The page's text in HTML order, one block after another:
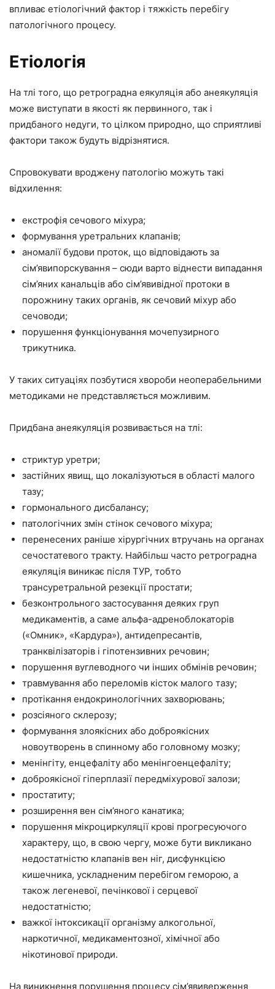
впливає етіологічний фактор і тяжкість перебігу
патологічного процесу.
Етіологія
На тлі того, що ретроградна еякуляція або анеякуляція
може виступати в якості як первинного, так і
придбаного недуги, то цілком природно, що сприятливі
фактори також будуть відрізнятися.
Спровокувати вроджену патологію можуть такі
відхилення:
екстрофія сечового міхура;
формування уретральних клапанів;
аномалії будови проток, що відповідають за
сім’явипорскування – сюди варто віднести випадання
сім’яних канальців або сім’явивідної протоки в
порожнину таких органів, як сечовий міхур або
сечоводи;
порушення функціонування мочепузирного
трикутника.
У таких ситуаціях позбутися хвороби неоперабельними
методиками не представляється можливим.
Придбана анеякуляція розвивається на тлі:
стриктур уретри;
застійних явищ, що локалізуються в області малого
тазу;
гормонального дисбалансу;
патологічних змін стінок сечового міхура;
перенесених раніше хірургічних втручань на органах
сечостатевого тракту. Найбільш часто ретроградна
еякуляція виникає після ТУР, тобто
трансуретральной резекції простати;
безконтрольного застосування деяких груп
медикаментів, а саме альфа-адреноблокаторів
(«Омник», «Кардура»), антидепресантів,
транквілізаторів і гіпотензивних речовин;
порушення вуглеводного чи інших обмінів речовин;
травмування або переломів кісток малого тазу;
протікання ендокринологічних захворювань;
розсіяного склерозу;
формування злоякісних або доброякісних
новоутворень в спинному або головному мозку;
менінгіту, енцефаліту або менінгоенцефаліту;
доброякісної гіперплазії передміхурової залози;
простатиту;
розширення вен сім’яного канатика;
порушення мікроциркуляції крові прогресуючого
характеру, що, в свою чергу, може бути викликано
недостатністю клапанів вен ніг, дисфункцією
кишечника, ускладненим перебігом геморою, а
також легеневої, печінкової і серцевої
недостатністю;
важкої інтоксикації організму алкогольної,
наркотичної, медикаментозної, хімічної або
нікотинової природи.
На виникнення порушення процесу сім’явиверження